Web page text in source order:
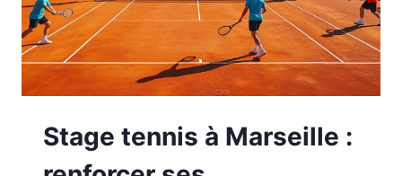
Stage tennis à Marseille :